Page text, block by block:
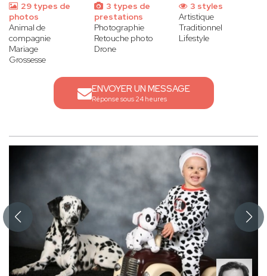
29 types de
photos
Animal de
compagnie
Mariage
Grossesse
3 types de
prestations
Photographie
Retouche photo
Drone
3 styles
Artistique
Traditionnel
Lifestyle
ENVOYER UN MESSAGE
Réponse sous 24 heures